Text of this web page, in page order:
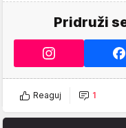
Pridruži
Reaguj 1